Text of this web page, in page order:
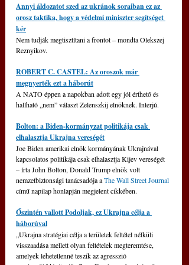
Annyi áldozatot szed az ukránok soraiban ez az
orosz taktika, hogy a védelmi miniszter segítséget
kér
Nem tudják megtisztítani a frontot – mondta Olekszej
Reznyikov.
ROBERT C. CASTEL: Az oroszok már
megnyerték ezt a háborút
A NATO éppen a napokban adott egy jól érthető és
hallható „nem” választ Zelenszkij elnöknek. Interjú.
Bolton: a Biden-kormányzat politikája csak
elhalasztja Ukrajna vereségét
Joe Biden amerikai elnök kormányának Ukrajnával
kapcsolatos politikája csak elhalasztja Kijev vereségét
– írta John Bolton, Donald Trump elnök volt
nemzetbiztonsági tanácsadója a The Wall Street Journal
című napilap honlapján megjelent cikkében.
Őszintén vallott Podoljak, ez Ukrajna célja a
háborúval
„Ukrajna stratégiai célja a területek feltétel nélküli
visszaadása mellett olyan feltételek megteremtése,
amelyek lehetetlenné teszik az agresszió